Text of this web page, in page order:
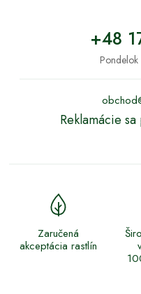
+48
Reklamácie
Zaručená
akceptácia rastlín